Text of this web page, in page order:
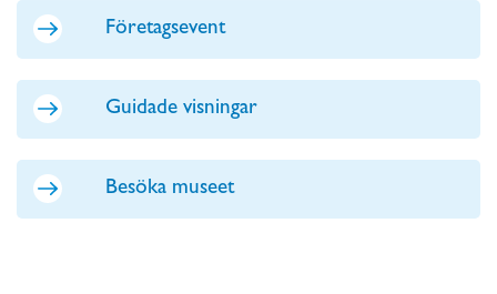
Företagsevent
Guidade visningar
Besöka museet